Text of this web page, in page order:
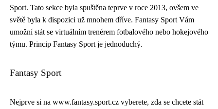
Sport. Tato sekce byla spuštěna teprve v roce 2013, ovšem ve
světě byla k dispozici už mnohem dříve. Fantasy Sport Vám
umožní stát se virtuálním trenérem fotbalového nebo hokejového
týmu. Princip Fantasy Sport je jednoduchý.
Fantasy Sport
Nejprve si na www.fantasy.sport.cz vyberete, zda se chcete stát